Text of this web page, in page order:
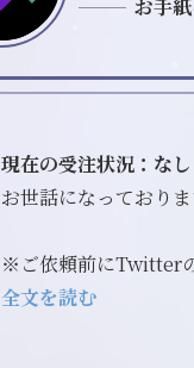
お手
現在の受注状況：なし
お世話になっておりま
※ご依頼前にTwitter
全文を読む